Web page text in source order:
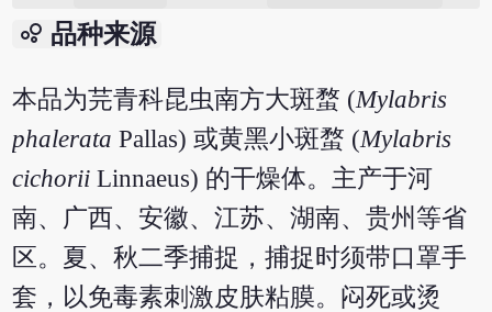
bubble_chart 品种来源
本品为芫青科昆虫南方大斑蝥 (Mylabris
phalerata Pallas) 或黄黑小斑蝥 (Mylabris
cichorii Linnaeus) 的干燥体。主产于河
南、广西、安徽、江苏、湖南、贵州等省
区。夏、秋二季捕捉，捕捉时须带口罩手
套，以免毒素刺激皮肤粘膜。闷死或烫